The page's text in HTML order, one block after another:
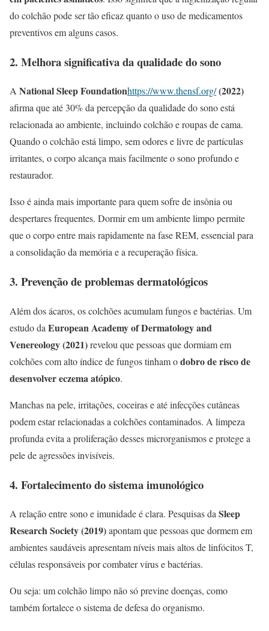
do colchão pode ser tão eficaz quanto o uso de medicamentos
preventivos em alguns casos.
2. Melhora significativa da qualidade do sono
A National Sleep Foundationhttps://www.thensf.org/(2022)
afirma que até 30% da percepção da qualidade do sono está
relacionada ao ambiente, incluindo colchão e roupas de cama.
Quando o colchão está limpo, sem odores e livre de partículas
irritantes, o corpo alcança mais facilmente o sono profundo e
restaurador.
Isso é ainda mais importante para quem sofre de insônia ou
despertares frequentes. Dormir em um ambiente limpo permite
que o corpo entre mais rapidamente na fase REM, essencial para
a consolidação da memória e a recuperação física.
3. Prevenção de problemas dermatológicos
Além dos ácaros, os colchões acumulam fungos e bactérias. Um
estudo da European Academy of Dermatology and
Venereology (2021)revelou que pessoas que dormiam em
colchões com alto índice de fungos tinham odobro de risco de
desenvolver eczema atópico.
Manchas na pele, irritações, coceiras e até infecções cutâneas
podem estar relacionadas a colchões contaminados. A limpeza
profunda evita a proliferação desses microrganismos e protege a
pele de agressões invisíveis.
4. Fortalecimento do sistema imunológico
A relação entre sono e imunidade é clara. Pesquisas daSleep
Research Society (2019)apontam que pessoas que dormem em
ambientes saudáveis apresentam níveis mais altos de linfócitos T,
células responsáveis por combater vírus e bactérias.
Ou seja: um colchão limpo não só previne doenças, como
também fortalece o sistema de defesa do organismo.